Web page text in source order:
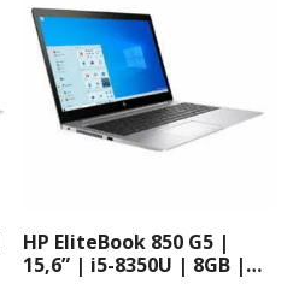
HP EliteBook 850 G5 |
15,6” | i5-8350U | 8GB |